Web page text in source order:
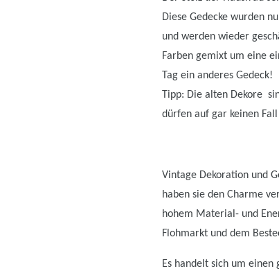
Diese Gedecke wurden
und werden wieder
Farben gemixt um eine
Tag ein anderes Gedeck!
Tipp: Die alten Dekore
dürfen auf gar keinen
Vintage Dekoration und
haben sie den Charme
hohem Material- und
Flohmarkt und dem
Es handelt sich um